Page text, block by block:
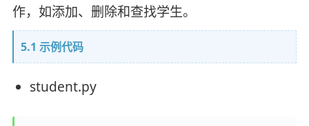
作，如添加、删除和查找学生。
5.1 示例代码
student.py